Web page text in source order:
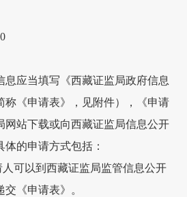
息应当填写《西藏证监局政府信息
《申请表》
，见附件），《申请
网站下载或向西藏证监局信息公开
的申请方式包括：
人可以到西藏证监局监管信息公开
《申请表》。